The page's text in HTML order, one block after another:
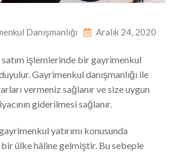
Danışmanlığı Aralık 24, 2020
satım işlemlerinde bir gayrimenkul
Gayrimenkul danışmanlığı ile
vermeniz sağlanır ve size uygun
giderilmesi sağlanır.
yatırımı konusunda
ülke hâline gelmiştir. Bu sebeple